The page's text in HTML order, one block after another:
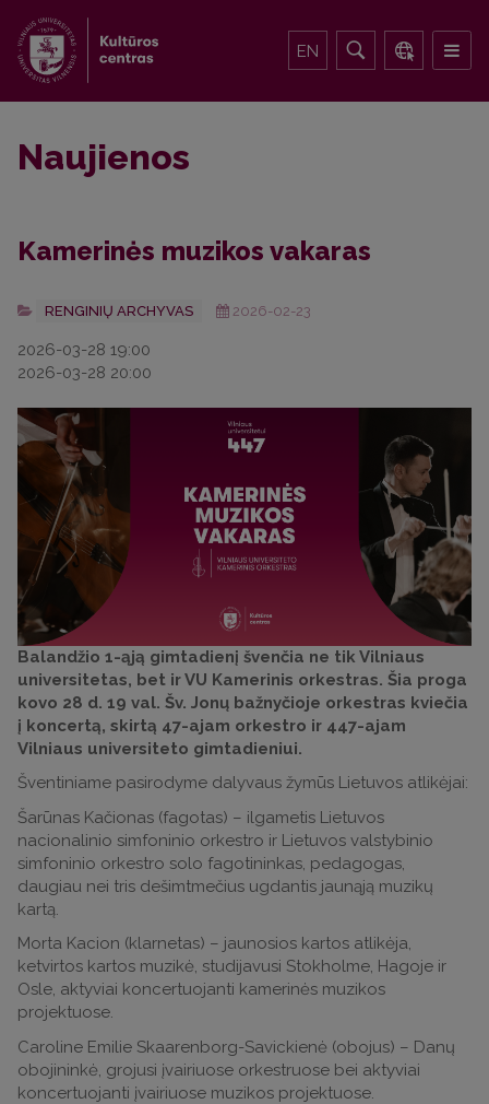
EN
Naujienos
Kamerinės muzikos vakaras
RENGINIŲ ARCHYVAS 2026-02-23
2026-03-28 19:00
2026-03-28 20:00
Balandžio 1-ąją gimtadienį švenčia ne tik Vilniaus
universitetas, bet ir VU Kamerinis orkestras. Šia proga
kovo 28 d. 19 val. Šv. Jonų bažnyčioje orkestras kviečia
į koncertą, skirtą 47-ajam orkestro ir 447-ajam
Vilniaus universiteto gimtadieniui.
Šventiniame pasirodyme dalyvaus žymūs Lietuvos atlikėjai:
Šarūnas Kačionas (fagotas) – ilgametis Lietuvos
nacionalinio simfoninio orkestro ir Lietuvos valstybinio
simfoninio orkestro solo fagotininkas, pedagogas,
daugiau nei tris dešimtmečius ugdantis jaunąją muzikų
kartą.
Morta Kacion (klarnetas) – jaunosios kartos atlikėja,
ketvirtos kartos muzikė, studijavusi Stokholme, Hagoje ir
Osle, aktyviai koncertuojanti kamerinės muzikos
projektuose.
Caroline Emilie Skaarenborg-Savickienė (obojus) – Danų
obojininkė, grojusi įvairiuose orkestruose bei aktyviai
koncertuojanti įvairiuose muzikos projektuose.